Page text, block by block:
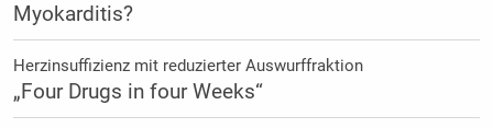
Myokarditis?
Herzinsuffizienz mit reduzierter Auswurffraktion
„Four Drugs in four Weeks“